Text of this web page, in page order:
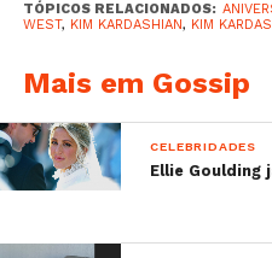
North West brinca com
balão
O casal
descura da
TÓPICOS RELACIONADOS:
WEST, KIM KARDASHIAN, KIM
Mais em Gossip
CELEBRIDADES
Ellie Goulding